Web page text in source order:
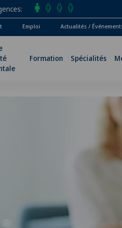
Emploi Actualités /
Formation Spécialités